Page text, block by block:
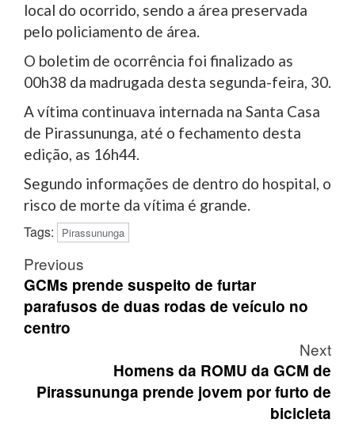
local do ocorrido, sendo a área preservada
pelo policiamento de área.
O boletim de ocorrência foi finalizado as
00h38 da madrugada desta segunda-feira, 30.
A vítima continuava internada na Santa Casa
de Pirassununga, até o fechamento desta
edição, as 16h44.
Segundo informações de dentro do hospital, o
risco de morte da vítima é grande.
Tags:
Pirassununga
Post
navigation
Previous
GCMs prende suspeito de furtar
parafusos de duas rodas de veículo no
centro
Next
Homens da ROMU da GCM de
Pirassununga prende jovem por furto de
bicicleta